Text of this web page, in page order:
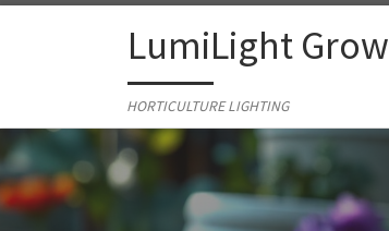
Skip to contentLumiLight Grow
HORTICULTURE LIGHTING